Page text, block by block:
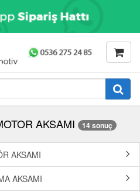
AKSAMI 14 sonuç
AKSAMI
AKSAMI